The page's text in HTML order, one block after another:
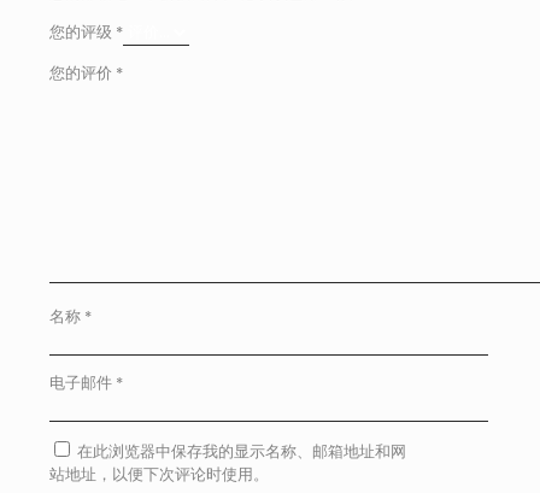
您的评级 *
您的评价 *
名称 *
电子邮件 *
在此浏览器中保存我的显示名称、邮箱地址和网
站地址，以便下次评论时使用。